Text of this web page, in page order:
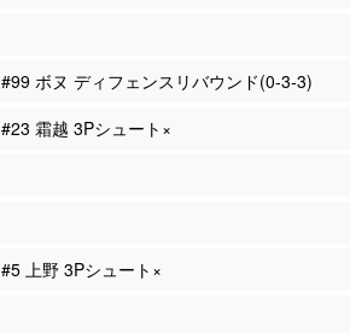
#99 ボヌ ディフェンスリバウンド(0-3-3)
#23 霜越 3Pシュート×
#5 上野 3Pシュート×